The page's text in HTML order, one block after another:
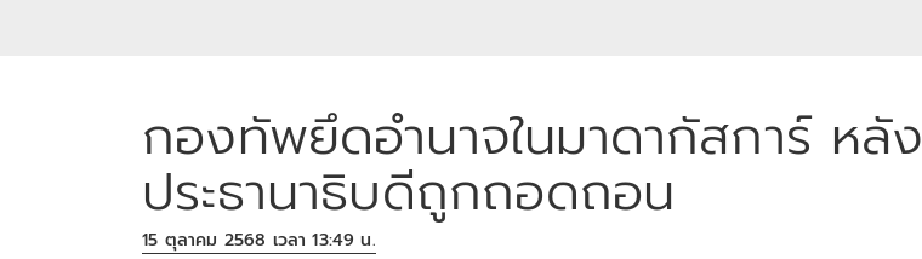
กองทัพยึดอำนาจในมาดากัสการ์ หลัง
ประธานาธิบดีถูกถอดถอน
15 ตุลาคม 2568 เวลา 13:49 น.